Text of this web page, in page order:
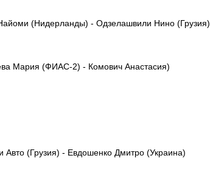
(Нидерланды) - Одзелашвили Нино (Грузия)
Мария (ФИАС-2) - Комович Анастасия)
Авто (Грузия) - Евдошенко Дмитро (Украина)